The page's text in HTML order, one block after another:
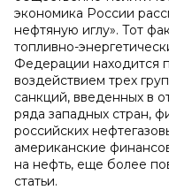
экономика России
нефтяную иглу». Тот
топливно-
Федерации находится
воздействием трех
санкций, введенных в
ряда западных стран,
российских
американские
на нефть, еще более
статьи.